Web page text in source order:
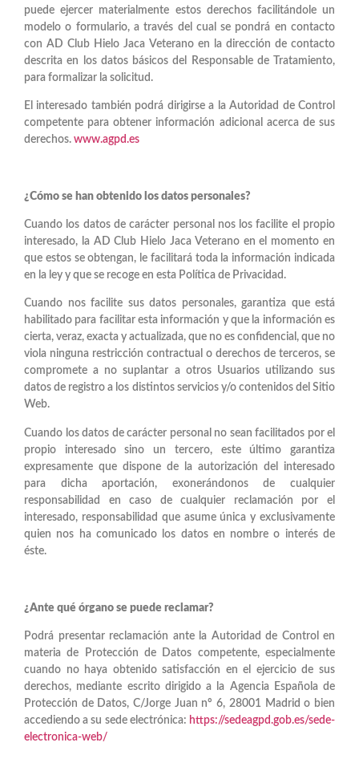
puede ejercer materialmente estos derechos facilitándole un
modelo o formulario, a través del cual se pondrá en contacto
con AD Club Hielo Jaca Veterano en la dirección de contacto
descrita en los datos básicos del Responsable de Tratamiento,
para formalizar la solicitud.
El interesado también podrá dirigirse a la Autoridad de Control
competente para obtener información adicional acerca de sus
derechos. www.agpd.es
¿Cómo se han obtenido los datos personales?
Cuando los datos de carácter personal nos los facilite el propio
interesado, la AD Club Hielo Jaca Veterano en el momento en
que estos se obtengan, le facilitará toda la información indicada
en la ley y que se recoge en esta Política de Privacidad.
Cuando nos facilite sus datos personales, garantiza que está
habilitado para facilitar esta información y que la información es
cierta, veraz, exacta y actualizada, que no es confidencial, que no
viola ninguna restricción contractual o derechos de terceros, se
compromete a no suplantar a otros Usuarios utilizando sus
datos de registro a los distintos servicios y/o contenidos del Sitio
Web.
Cuando los datos de carácter personal no sean facilitados por el
propio interesado sino un tercero, este último garantiza
expresamente que dispone de la autorización del interesado
para dicha aportación, exonerándonos de cualquier
responsabilidad en caso de cualquier reclamación por el
interesado, responsabilidad que asume única y exclusivamente
quien nos ha comunicado los datos en nombre o interés de
éste.
¿Ante qué órgano se puede reclamar?
Podrá presentar reclamación ante la Autoridad de Control en
materia de Protección de Datos competente, especialmente
cuando no haya obtenido satisfacción en el ejercicio de sus
derechos, mediante escrito dirigido a la Agencia Española de
Protección de Datos, C/Jorge Juan nº 6, 28001 Madrid o bien
accediendo a su sede electrónica: https://sedeagpd.gob.es/sede-
electronica-web/